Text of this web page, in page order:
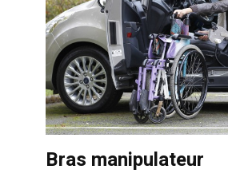
Bras manipulateur